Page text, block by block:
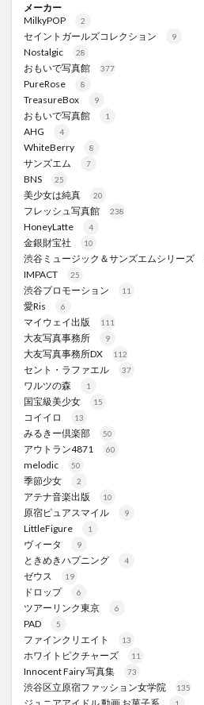
メーカー
MilkyPOP
2
セイントガールズコレクション 9
Nostalgic 28
おもいで写真館 377
PureRose 8
TreasureBox 9
おもいで写真館 1
AHG 4
WhiteBerry 8
サンズエム 7
BNS 25
美少女は純真 20
フレッシュ写真館 238
HoneyLatte 4
金銀財宝社 10
渋谷ミュージック＆サンズエムシリーズ
IMPACT 25
渋谷プロモーション 11
愛Ris 6
マイウェイ出版 111
大友写真事務所 9
大友写真事務所DX 112
セント・ラファエル 37
ワルツの森 1
国宝級美少女 15
コイイロ 13
みるきー倶楽部 50
アウトラン4871 60
melodic 50
季節少女 2
アテナ音楽出版 10
原宿ピュアスマイル 9
LittleFigure 1
ヴィータ 9
ときめきハプニング 4
ゼウス 19
ドロップ 6
ツアーリンク東京 6
PAD 5
ファインクリエイト 13
ホワイトピクチャーズ 11
Innocent Fairy 写真集 73
渋谷区立原宿ファッション女学院 135